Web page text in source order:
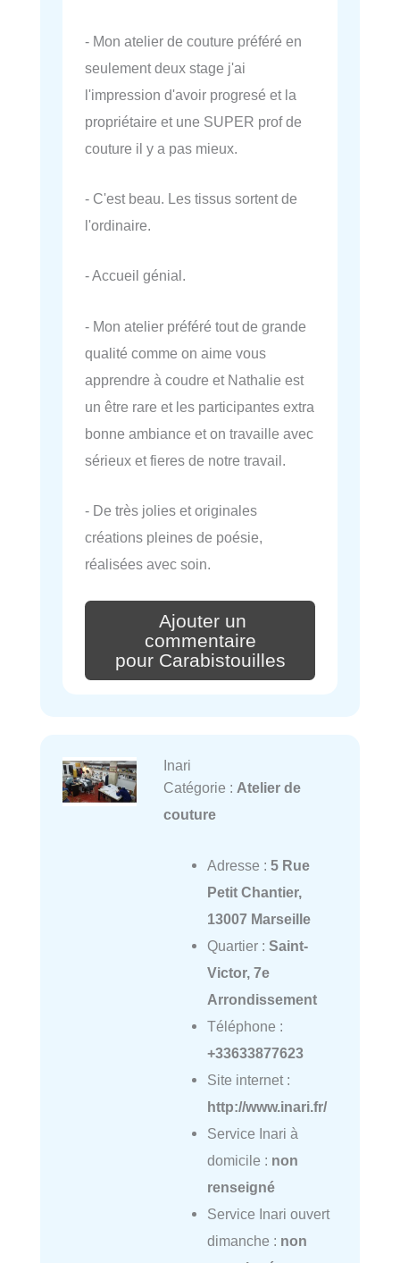
- Mon atelier de couture préféré en
seulement deux stage j'ai
l'impression d'avoir progresé et la
propriétaire et une SUPER prof de
couture il y a pas mieux.
- C'est beau. Les tissus sortent de
l'ordinaire.
- Accueil génial.
- Mon atelier préféré tout de grande
qualité comme on aime vous
apprendre à coudre et Nathalie est
un être rare et les participantes extra
bonne ambiance et on travaille avec
sérieux et fieres de notre travail.
- De très jolies et originales
créations pleines de poésie,
réalisées avec soin.
Ajouter un
commentaire
pour Carabistouilles
Inari
Catégorie : Atelier de
couture
Adresse : 5 Rue
Petit Chantier,
13007 Marseille
Quartier : Saint-
Victor, 7e
Arrondissement
Téléphone :
+33633877623
Site internet :
http://www.inari.fr/
Service Inari à
domicile : non
renseigné
Service Inari ouvert
dimanche : non